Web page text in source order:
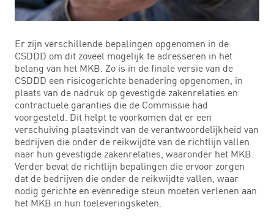
Er zijn verschillende bepalingen opgenomen in de
CSDDD om dit zoveel mogelijk te adresseren in het
belang van het MKB. Zo is in de finale versie van de
CSDDD een risicogerichte benadering opgenomen, in
plaats van de nadruk op gevestigde zakenrelaties en
contractuele garanties die de Commissie had
voorgesteld. Dit helpt te voorkomen dat er een
verschuiving plaatsvindt van de verantwoordelijkheid van
bedrijven die onder de reikwijdte van de richtlijn vallen
naar hun gevestigde zakenrelaties, waaronder het MKB.
Verder bevat de richtlijn bepalingen die ervoor zorgen
dat de bedrijven die onder de reikwijdte vallen, waar
nodig gerichte en evenredige steun moeten verlenen aan
het MKB in hun toeleveringsketen.